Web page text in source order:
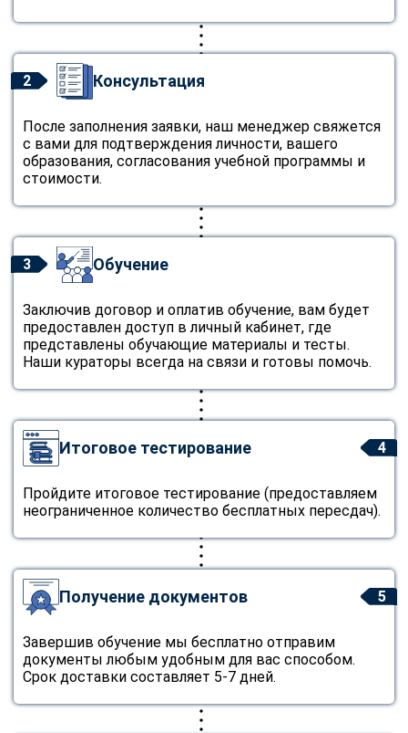
2 Консультация
После заполнения заявки, наш менеджер свяжется
с вами для подтверждения личности, вашего
образования, согласования учебной программы и
стоимости.
3 Обучение
Заключив договор и оплатив обучение, вам будет
предоставлен доступ в личный кабинет, где
представлены обучающие материалы и тесты.
Наши кураторы всегда на связи и готовы помочь.
4
Итоговое тестирование
Пройдите итоговое тестирование (предоставляем
неограниченное количество бесплатных пересдач).
5
Получение документов
Завершив обучение мы бесплатно отправим
документы любым удобным для вас способом.
Срок доставки составляет 5-7 дней.